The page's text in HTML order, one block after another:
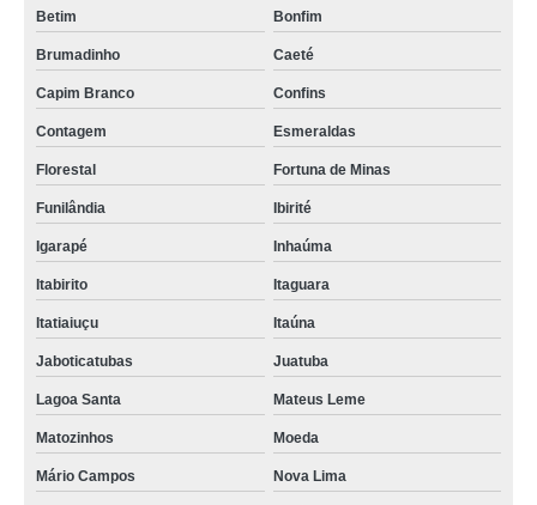
Betim Bonfim
Brumadinho Caeté
Capim Branco Confins
Contagem Esmeraldas
Florestal Fortuna de Minas
Funilândia Ibirité
Igarapé Inhaúma
Itabirito Itaguara
Itatiaiuçu Itaúna
Jaboticatubas Juatuba
Lagoa Santa Mateus Leme
Matozinhos Moeda
Mário Campos Nova Lima